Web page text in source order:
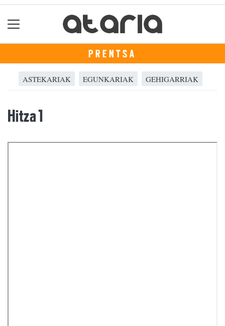
PRENTSA
ASTEKARIAK EGUNKARIAK GEHIGARRIAK
Hitza 1